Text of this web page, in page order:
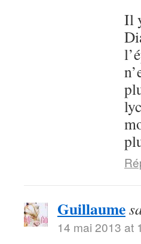
Il
Guillaume
14 mai 2013 at